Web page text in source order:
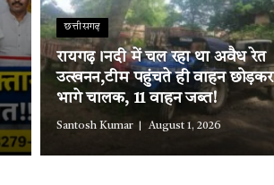
छत्तीसगढ़
रायगढ़।नदी में चल रहा था अवैध रेत
उत्खनन,टीम पहुंचते ही वाहन छोड़कर
भागे चालक, 11 वाहन जब्त!
Santosh Kumar August 1, 2026